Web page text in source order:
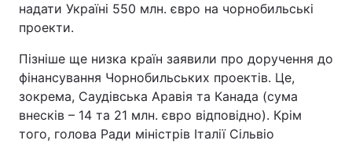
надати Україні 550 млн. євро на чорнобильські
проекти.
Пізніше ще низка країн заявили про доручення до
фінансування Чорнобильських проектів. Це,
зокрема, Саудівська Аравія та Канада (сума
внесків – 14 та 21 млн. євро відповідно). Крім
того, голова Ради міністрів Італії Сільвіо